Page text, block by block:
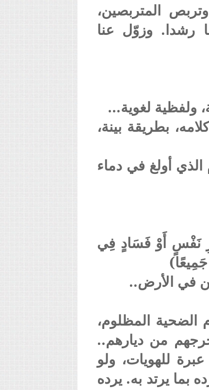
المتربصين،
رشدا. وزوّل عنا
ولفظية لغوية…
بطريقة بينة،
أولغ في دماء
نَفْسٍ أَوْ فَسَادٍ فِي
في الأرض..
الضحية المظلوم،
من ديارهم..
للهويات، ولو
بما يرتد به. يرده